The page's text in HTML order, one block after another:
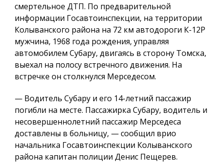
смертельное ДТП. По предварительной
информации Госавтоинспекции, на территории
Колыванского района на 72 км автодороги К-12Р
мужчина, 1968 года рождения, управляя
автомобилем Субару, двигаясь в сторону Томска,
выехал на полосу встречного движения. На
встречке он столкнулся Мерседесом.
— Водитель Субару и его 14-летний пассажир
погибли на месте. Пассажирка Субару, водитель и
несовершеннолетний пассажир Мерседеса
доставлены в больницу, — сообщил врио
начальника Госавтоинспекции Колыванского
района капитан полиции Денис Пещерев.